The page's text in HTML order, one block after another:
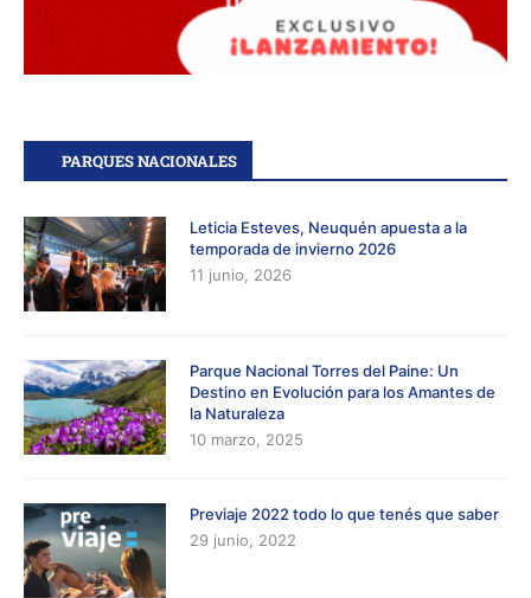
PARQUES NACIONALES
Leticia Esteves, Neuquén apuesta a la
temporada de invierno 2026
11 junio, 2026
Parque Nacional Torres del Paine: Un
Destino en Evolución para los Amantes de
la Naturaleza
10 marzo, 2025
Previaje 2022 todo lo que tenés que saber
29 junio, 2022